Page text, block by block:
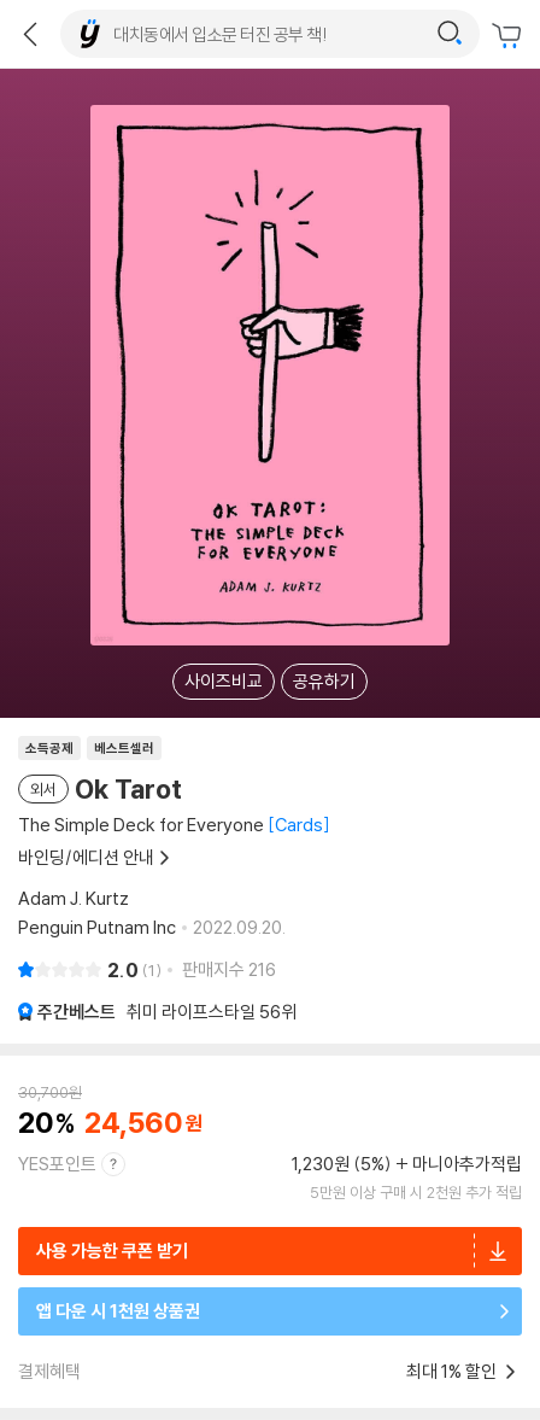
사이즈비교 공유하기
소득공제 베스트셀러
외서 Ok Tarot
The Simple Deck for Everyone Cards
바인딩/에디션 안내
Adam J. Kurtz
Penguin Putnam Inc
2022.09.20.
2.0 1 판매지수 216
주간베스트 취미 라이프스타일 56위
30,700원
20 24,560
YES포인트 1,230원 (5%) 마니아추가적립
5만원 이상 구매 시 2천원 추가 적립
사용 가능한 쿠폰 받기
앱 다운 시 1천원 상품권
결제혜택 최대 1% 할인